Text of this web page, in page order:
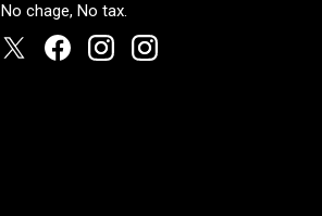
No chage, No tax.